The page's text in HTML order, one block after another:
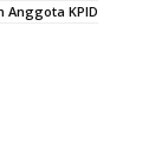
Anggota KPID